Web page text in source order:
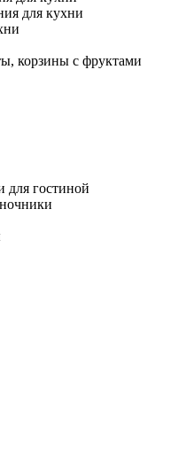
для кухни
корзины с фруктами
для гостиной